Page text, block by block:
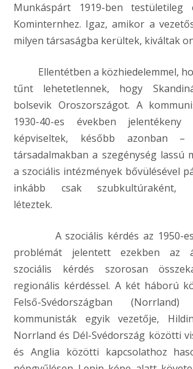
Munkáspárt 1919-ben testületileg
Kominternhez. Igaz, amikor a
milyen társaságba kerültek, kiváltak
Ellentétben a közhiedelemmel,
tűnt lehetetlennek, hogy
bolsevik Oroszországot. A
1930-40-es években
képviseltek, később azonban
társadalmakban a szegénység lassú
a szociális intézmények bővülésével
inkább csak szubkultúraként,
léteztek.
A szociális kérdés az 1950-es
problémát jelentett ezekben az
szociális kérdés szorosan
regionális kérdéssel. A két háború
Felső-Svédországban (Norrland)
kommunisták egyik vezetője,
Norrland és Dél-Svédország közötti
és Anglia közötti kapcsolathoz